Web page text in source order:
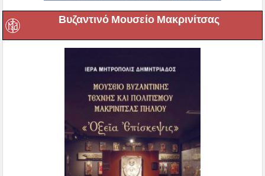
Βυζαντινό Μουσείο Μακρινίτσας